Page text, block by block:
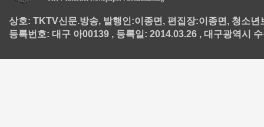
상호: TKTV신문.방송, 발행인:이종면, 편집장:이종면, 청소
등록번호: 대구 아00139 , 등록일: 2014.03.26 , 대구광역시